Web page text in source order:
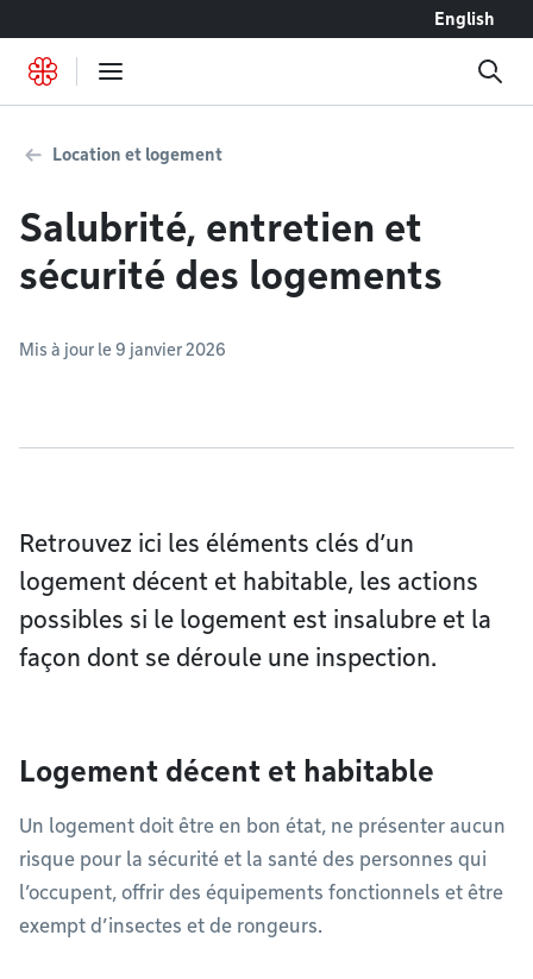
English
Location et logement
Salubrité, entretien et
sécurité des logements
Mis à jour le 9 janvier 2026
Retrouvez ici les éléments clés d’un
logement décent et habitable, les actions
possibles si le logement est insalubre et la
façon dont se déroule une inspection.
Logement décent et habitable
Un logement doit être en bon état, ne présenter aucun
risque pour la sécurité et la santé des personnes qui
l’occupent, offrir des équipements fonctionnels et être
exempt d’insectes et de rongeurs.